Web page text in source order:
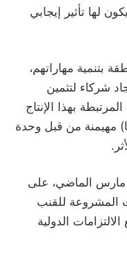
لها تأثير إيجابي
بتنمية مهاراتهم،
شركاء لتثمين
بهذا الإنتاج
مهيمنة من قبل وحدة
الماضي، على
المشروعة للقنب
الدولية